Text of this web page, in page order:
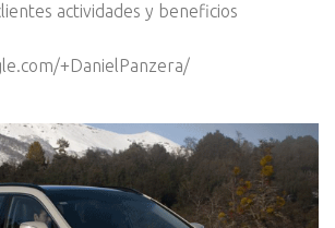
actividades y beneficios
+DanielPanzera/